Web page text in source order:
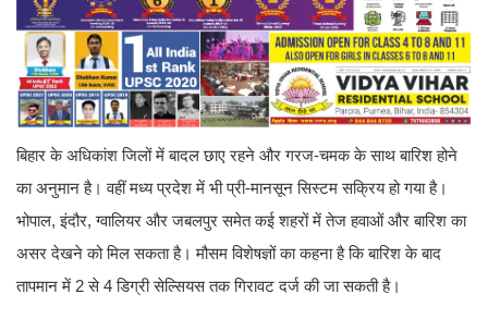
बिहार के अधिकांश जिलों में बादल छाए रहने और गरज-चमक के साथ बारिश होने
का अनुमान है। वहीं मध्य प्रदेश में भी प्री-मानसून सिस्टम सक्रिय हो गया है।
भोपाल, इंदौर, ग्वालियर और जबलपुर समेत कई शहरों में तेज हवाओं और बारिश का
असर देखने को मिल सकता है। मौसम विशेषज्ञों का कहना है कि बारिश के बाद
तापमान में 2 से 4 डिग्री सेल्सियस तक गिरावट दर्ज की जा सकती है।